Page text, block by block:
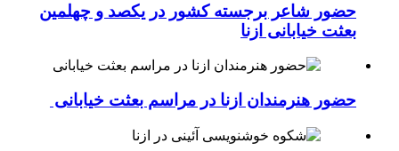
حضور شاعر برجسته کشور در یکصد و چهلمین
بعثت خیابانی ازنا
حضور هنرمندان ازنا در مراسم بعثت خیابانی